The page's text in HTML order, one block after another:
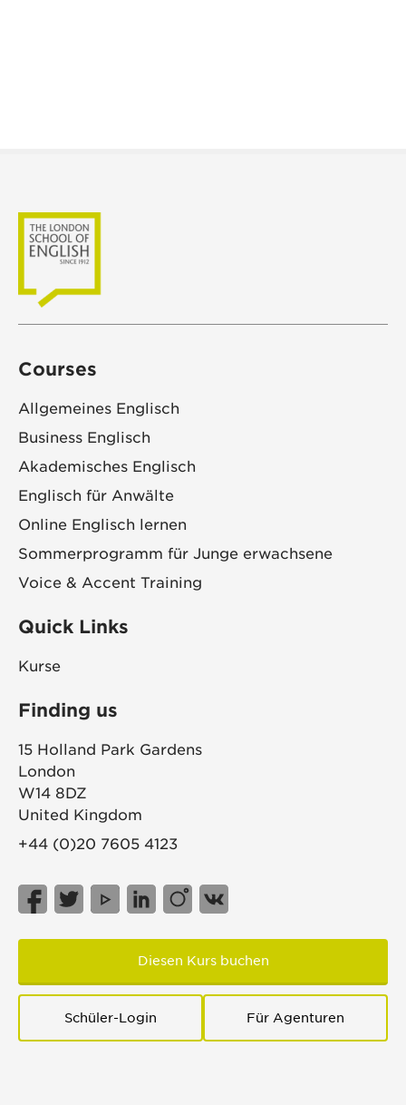
Courses
Allgemeines Englisch
Business Englisch
Akademisches Englisch
Englisch für Anwälte
Online Englisch lernen
Sommerprogramm für Junge erwachsene
Voice & Accent Training
Quick Links
Kurse
Finding us
15 Holland Park Gardens
London
W14 8DZ
United Kingdom
+44 (0)20 7605 4123
Diesen Kurs buchen
Schüler-Login Für Agenturen